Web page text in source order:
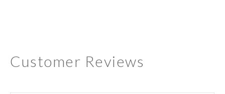
Customer Reviews